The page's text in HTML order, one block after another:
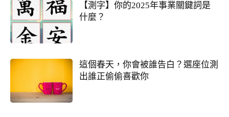
【測字】你的2025年事業關鍵詞是
什麼？
這個春天，你會被誰告白？選座位測
出誰正偷偷喜歡你
從姓名看你另一半的輪廓